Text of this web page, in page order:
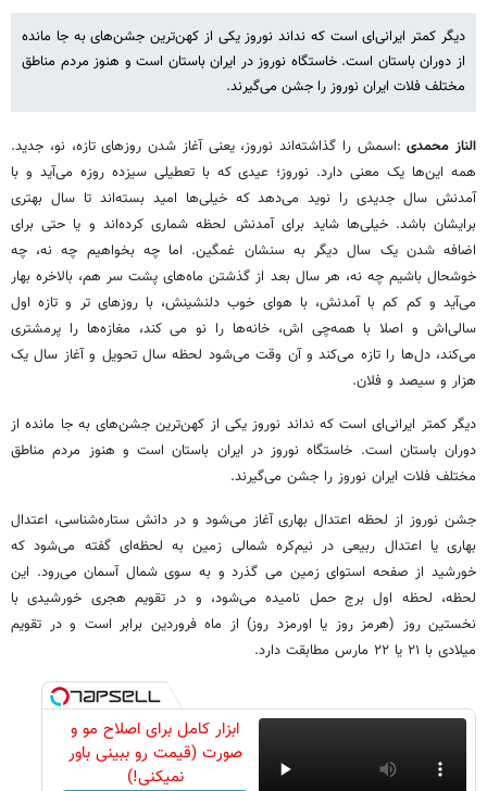
دیگر کمتر ایرانی‌ای است که نداند نوروز یکی از کهن‌ترین جشن‌های به جا مانده
از دوران باستان است. خاستگاه نوروز در ایران باستان است و هنوز مردم مناطق
مختلف فلات ایران نوروز را جشن می‌گیرند.
الناز محمدی:اسمش را گذاشته‌اند نوروز، یعنی آغاز شدن روزهای تازه، نو، جدید.
همه این‌ها یک معنی دارد. نوروز؛ عیدی که با تعطیلی سیزده روزه می‌آید و با
آمدنش سال جدیدی را نوید می‌دهد که خیلی‌ها امید بسته‌اند تا سال بهتری
برایشان باشد. خیلی‌ها شاید برای آمدنش لحظه شماری کرده‌اند و یا حتی برای
اضافه شدن یک سال دیگر به سنشان غمگین. اما چه بخواهیم چه نه، چه
خوشحال باشیم چه نه، هر سال بعد از گذشتن ماه‌های پشت سر هم، بالاخره بهار
می‌آید و کم کم با آمدنش، با هوای خوب دلنشینش، با روزهای تر و تازه‌ اول
سالی‌اش و اصلا با همه‌چی اش، خانه‌ها را نو می کند، مغازه‌ها را پرمشتری
می‌کند، دل‌ها را تازه می‌کند و آن وقت می‌شود لحظه سال تحویل و آغاز سال یک
هزار و سیصد و فلان.
دیگر کمتر ایرانی‌ای است که نداند نوروز یکی از کهن‌ترین جشن‌های به جا مانده از
دوران باستان است. خاستگاه نوروز در ایران باستان است و هنوز مردم مناطق
مختلف فلات ایران نوروز را جشن می‌گیرند.
جشن نوروز از لحظه اعتدال بهاری آغاز می‌شود و در دانش ستاره‌شناسی، اعتدال
بهاری یا اعتدال ربیعی در نیم‌کره شمالی زمین به لحظه‌ای گفته می‌شود که
خورشید از صفحه استوای زمین می گذرد و به سوی شمال آسمان می‌رود. این
لحظه، لحظه اول برج حمل نامیده می‌شود، و در تقویم هجری خورشیدی با
نخستین روز (هرمز روز یا اورمزد روز) از ماه فروردین برابر است و در تقویم
میلادی با ۲۱ یا ۲۲ مارس مطابقت دارد.
ابزار کامل برای اصلاح مو و
صورت (قیمت رو ببینی باور
نمیکنی!)